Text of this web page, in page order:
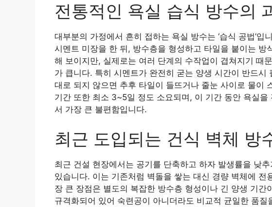
전통적인 욕실 습식 방수의
대부분의 가정에서 흔히 접하는 욕실 방수는 ‘습식 공법’입
시멘트 미장을 한 뒤, 방수층을 형성하고 타일을 붙이는 방
해 보이지만, 실제로는 여러 단계의 수작업이 겹쳐지기 때
가 큽니다. 특히 시멘트가 완전히 굳는 양생 시간이 반드시
대로 되지 않으면 추후 타일이 들뜨거나 줄눈 사이로 물이
기간 또한 최소 3~5일 정도 소요되며, 이 기간 동안 욕실을
서 가장 큰 불편함입니다.
최근 도입되는 건식 벽체 방
최근 건설 현장에서는 공기를 단축하고 하자 발생률을 낮추
있습니다. 이는 기존처럼 벽돌을 쌓는 대신 경량 벽체에 전
장 큰 장점은 별도의 복잡한 방수층 형성이나 긴 양생 기간
규격화되어 있어 숙련공이 아니더라도 비교적 균일한 품